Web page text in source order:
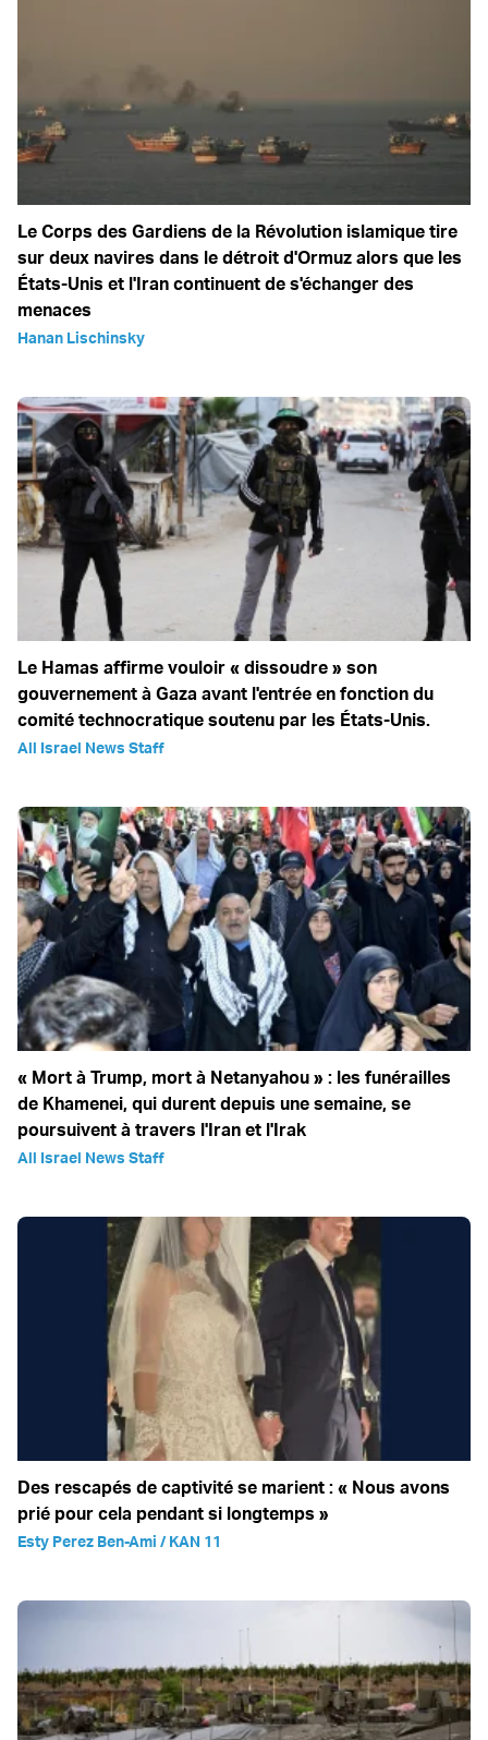
Le Corps des Gardiens de la Révolution islamique tire
sur deux navires dans le détroit d'Ormuz alors que les
États-Unis et l'Iran continuent de s'échanger des
menaces
Hanan Lischinsky
Le Hamas affirme vouloir « dissoudre » son
gouvernement à Gaza avant l'entrée en fonction du
comité technocratique soutenu par les États-Unis.
All Israel News Staff
« Mort à Trump, mort à Netanyahou » : les funérailles
de Khamenei, qui durent depuis une semaine, se
poursuivent à travers l'Iran et l'Irak
All Israel News Staff
Des rescapés de captivité se marient : « Nous avons
prié pour cela pendant si longtemps »
Esty Perez Ben-Ami / KAN 11